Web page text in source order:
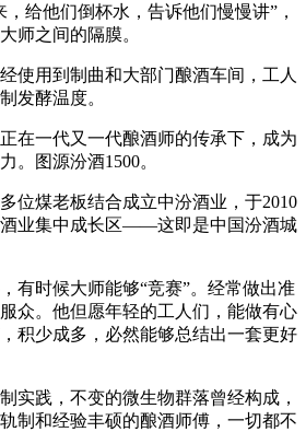
给他们倒杯水，告诉他们慢慢讲”，
师之间的隔膜。
用到制曲和大部门酿酒车间，工人
发酵温度。
一代又一代酿酒师的传承下，成为
。图源汾酒1500。
煤老板结合成立中汾酒业，于2010
业集中成长区——这即是中国汾酒城
时候大师能够“竞赛”。经常做出准
众。他但愿年轻的工人们，能做有心
积少成多，必然能够总结出一套更好
践，不变的微生物群落曾经构成，
制和经验丰硕的酿酒师傅，一切都不